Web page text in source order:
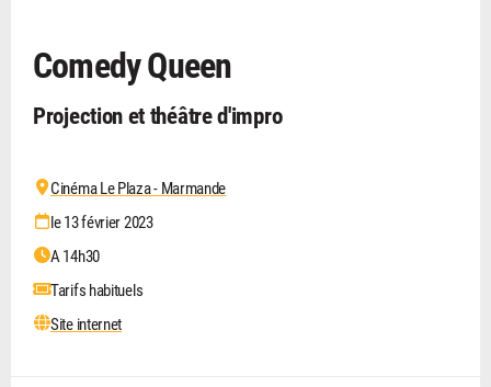
Comedy Queen
Projection et théâtre d'impro
Cinéma Le Plaza - Marmande
le 13 février 2023
A 14h30
Tarifs habituels
Site internet